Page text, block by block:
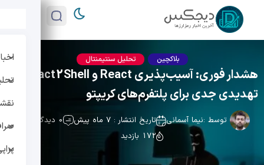
بلاکچین تحلیل سنتیمنتال
تهدیدی جدی برای پلتفرم‌های کریپتو
توسط :نیما آسمانی تاریخ انتشار : 7 ماه پیش
0 دیدگاه
172 بازدید